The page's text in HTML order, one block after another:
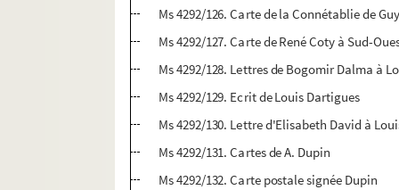
Ms 4292/126. Carte de la Connétablie de
Ms 4292/127. Carte de René Coty à Sud-
Ms 4292/128. Lettres de Bogomir Dalma à
Ms 4292/129. Ecrit de Louis Dartigues
Ms 4292/130. Lettre d'Elisabeth David à
Ms 4292/131. Cartes de A. Dupin
Ms 4292/132. Carte postale signée Dupin